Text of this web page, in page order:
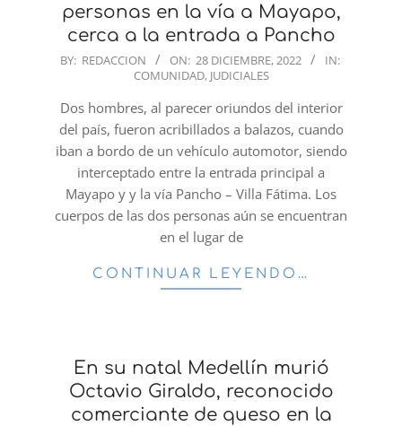
personas en la vía a Mayapo,
cerca a la entrada a Pancho
2022-
28
BY: REDACCION ON: 28 DICIEMBRE, 2022
IN:
COMUNIDAD, JUDICIALES
Dos hombres, al parecer oriundos del interior
del país, fueron acribillados a balazos, cuando
iban a bordo de un vehículo automotor, siendo
interceptado entre la entrada principal a
Mayapo y y la vía Pancho – Villa Fátima. Los
cuerpos de las dos personas aún se encuentran
en el lugar de
CONTINUAR LEYENDO…
En su natal Medellín murió
Octavio Giraldo, reconocido
comerciante de queso en la